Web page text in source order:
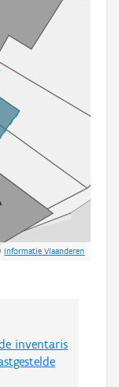
Informatie Vlaanderen
inventaris